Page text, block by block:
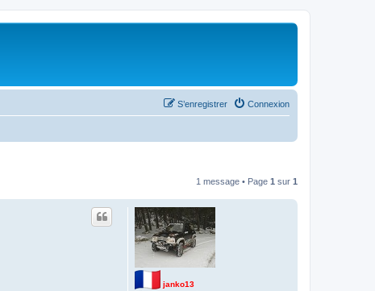
Connexion
S’enregistrer
1 message • Page 1 sur 1
janko13